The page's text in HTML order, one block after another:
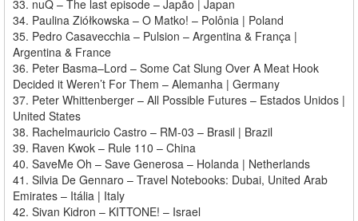
33. nuQ – The last episode – Japão | Japan
34. Paulina Ziółkowska – O Matko! – Polônia | Poland
35. Pedro Casavecchia – Pulsion – Argentina & França |
Argentina & France
36. Peter Basma–Lord – Some Cat Slung Over A Meat Hook
Decided it Weren’t For Them – Alemanha | Germany
37. Peter Whittenberger – All Possible Futures – Estados Unidos |
United States
38. Rachelmauricio Castro – RM-03 – Brasil | Brazil
39. Raven Kwok – Rule 110 – China
40. SaveMe Oh – Save Generosa – Holanda | Netherlands
41. Silvia De Gennaro – Travel Notebooks: Dubai, United Arab
Emirates – Itália | Italy
42. Sivan Kidron – KITTONE! – Israel